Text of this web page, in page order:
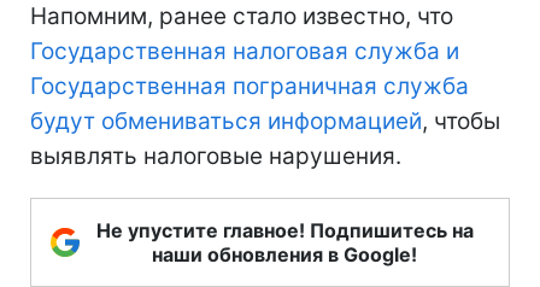
Напомним, ранее стало известно, что
Государственная налоговая служба и
Государственная пограничная служба
будут обмениваться информацией, чтобы
выявлять налоговые нарушения.
Не упустите главное! Подпишитесь на
наши обновления в Google!